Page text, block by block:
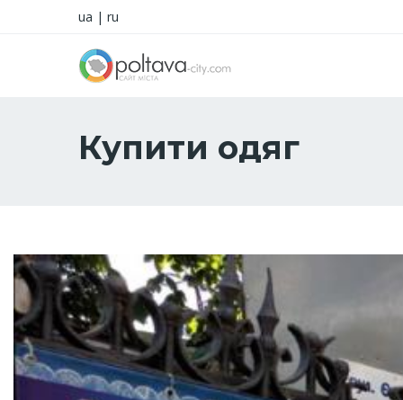
ua | ru
Купити одяг